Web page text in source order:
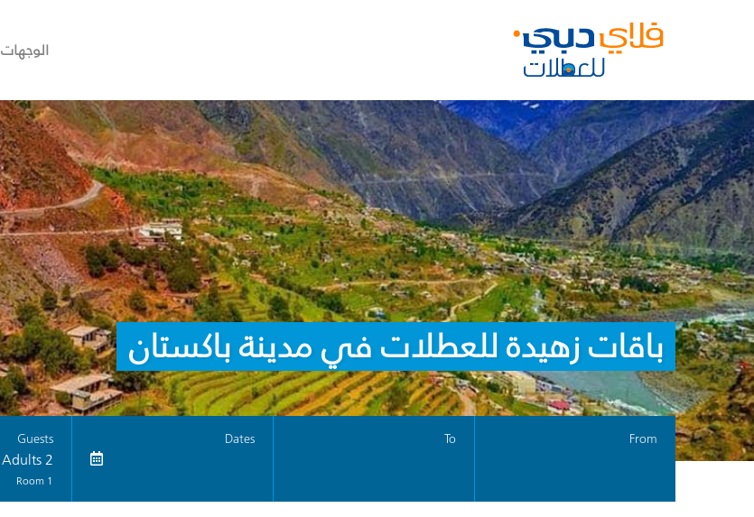
الوجهات
باقات زهيدة للعطلات في مدينة باكستان
From
To
Dates
Guests
2 Adults
1 Room